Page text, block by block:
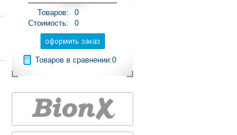
Товаров:
0
Стоимость:
0
Товаров в сравнении:0